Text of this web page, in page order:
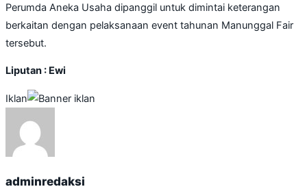
Perumda Aneka Usaha dipanggil untuk dimintai keterangan
berkaitan dengan pelaksanaan event tahunan Manunggal Fair
tersebut.
Liputan : Ewi
Iklan
adminredaksi